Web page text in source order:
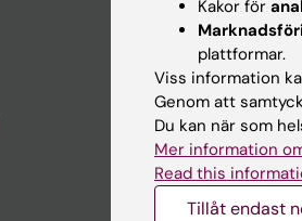
Student
Ladok
Canvas
Schema
Kakor för
plattformar.
Viss information
Genom att
Du kan när som
Mer information
Read this
Tillåt endast